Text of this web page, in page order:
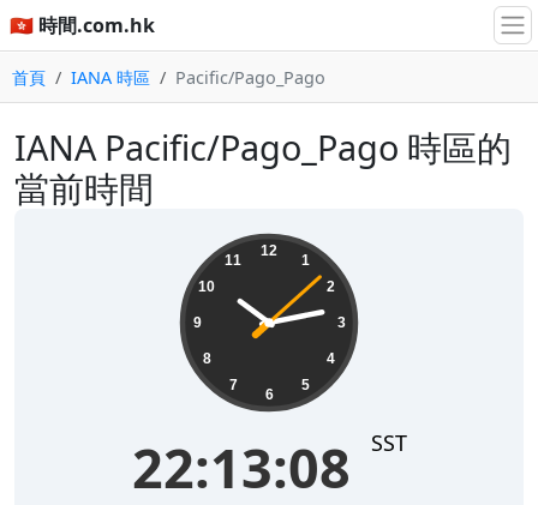
🇭🇰 時間.com.hk
首頁 IANA 時區 Pacific/Pago_Pago
IANA Pacific/Pago_Pago 時區的
當前時間
12
1
2
3
4
5
6
7
8
9
10
11
22:13:08 SST